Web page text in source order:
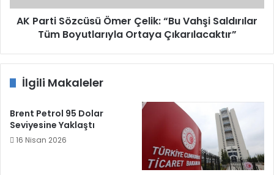
Tüm
Boyutlarıyla
AK Parti Sözcüsü Ömer Çelik: “Bu Vahşi Saldırılar
Tüm Boyutlarıyla Ortaya Çıkarılacaktır”
İlgili Makaleler
Brent Petrol 95 Dolar
Seviyesine Yaklaştı
16 Nisan 2026